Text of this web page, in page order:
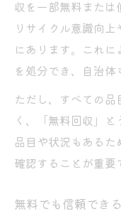
収を一部無料または
リサイクル意識向
にあります。これ
を処分でき、自治体
ただし、すべての
く、「無料回収」
品目や状況もある
確認することが重要
無料でも信頼でき